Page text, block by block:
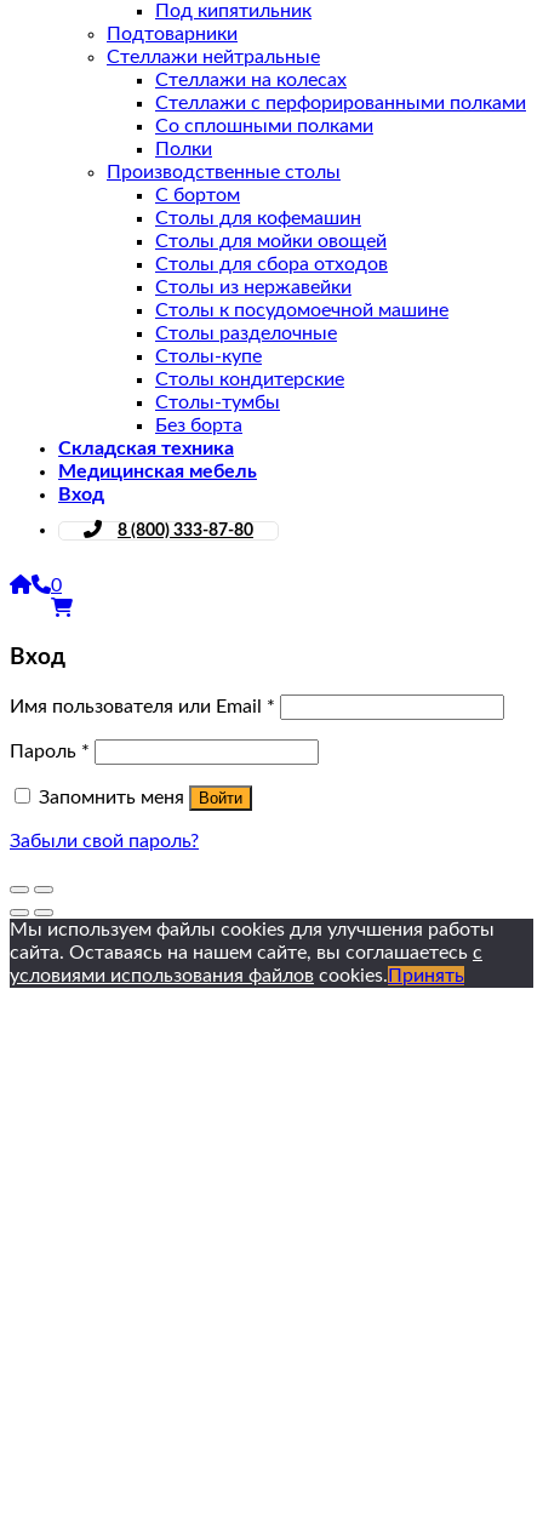
Под кипятильник
Подтоварники
Стеллажи нейтральные
Стеллажи на колесах
Стеллажи с перфорированными полками
Со сплошными полками
Полки
Производственные столы
С бортом
Столы для кофемашин
Столы для мойки овощей
Столы для сбора отходов
Столы из нержавейки
Столы к посудомоечной машине
Столы разделочные
Столы-купе
Столы кондитерские
Столы-тумбы
Без борта
Складская техника
Медицинская мебель
Вход
8 (800) 333-87-80
0
Вход
Имя пользователя или Email *
Пароль *
Запомнить меня Войти
Забыли свой пароль?
Мы используем файлы cookies для улучшения работы
сайта. Оставаясь на нашем сайте, вы соглашаетесь с
условиями использования файлов cookies. Принять